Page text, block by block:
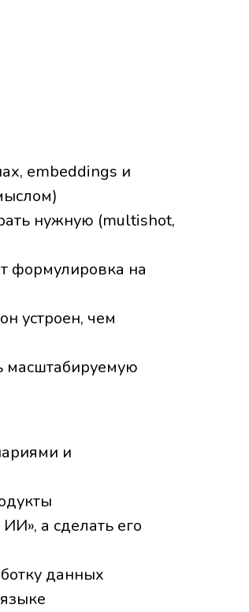
embeddings и
нужную (multishot,
формулировка на
устроен, чем
масштабируемую
и
а сделать его
данных